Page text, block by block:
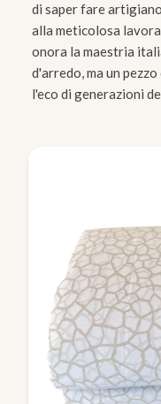
di saper fare
alla meticolosa
onora la maestria
d'arredo, ma un
l'eco di generazioni